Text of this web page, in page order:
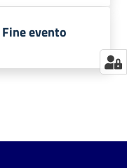
Fine evento